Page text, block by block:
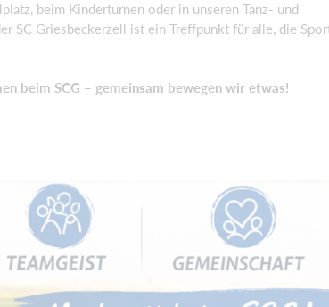
beim Kinderturnen oder in unseren Tanz- und
SC Griesbeckerzell ist ein Treffpunkt für alle, die
beim SCG – gemeinsam bewegen wir etwas!